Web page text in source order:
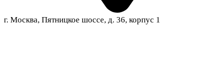
г. Москва, Пятницкое шоссе, д. 36, корпус 1